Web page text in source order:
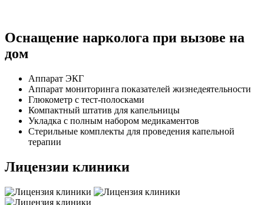
Оснащение нарколога при вызове на
дом
Аппарат ЭКГ
Аппарат мониторинга показателей жизнедеятельности
Глюкометр с тест-полосками
Компактный штатив для капельницы
Укладка с полным набором медикаментов
Стерильные комплекты для проведения капельной
терапии
Лицензии клиники